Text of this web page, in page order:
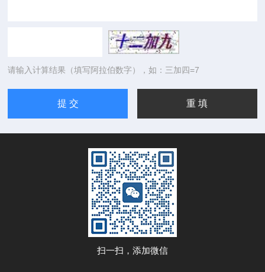
请输入计算结果（填写阿拉伯数字），如：三加四=7
扫一扫，添加微信